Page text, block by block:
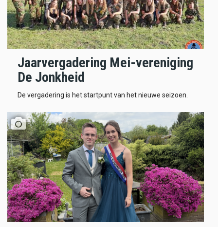
Jaarvergadering Mei-vereniging
De Jonkheid
De vergadering is het startpunt van het nieuwe seizoen.